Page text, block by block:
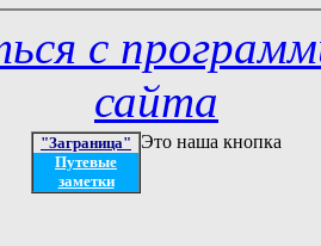
с
сайта
"Заграница"
Путевые
заметки
Это наша кнопка